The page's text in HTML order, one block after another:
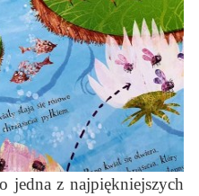
jedna z najpiękniejszych